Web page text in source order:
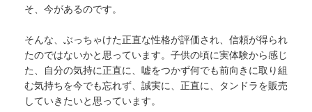
そ、今があるのです。
そんな、ぶっちゃけた正直な性格が評価され、信頼が得られ
たのではないかと思っています。子供の頃に実体験から感じ
た、自分の気持に正直に、嘘をつかず何でも前向きに取り組
む気持ちを今でも忘れず、誠実に、正直に、タンドラを販売
していきたいと思っています。